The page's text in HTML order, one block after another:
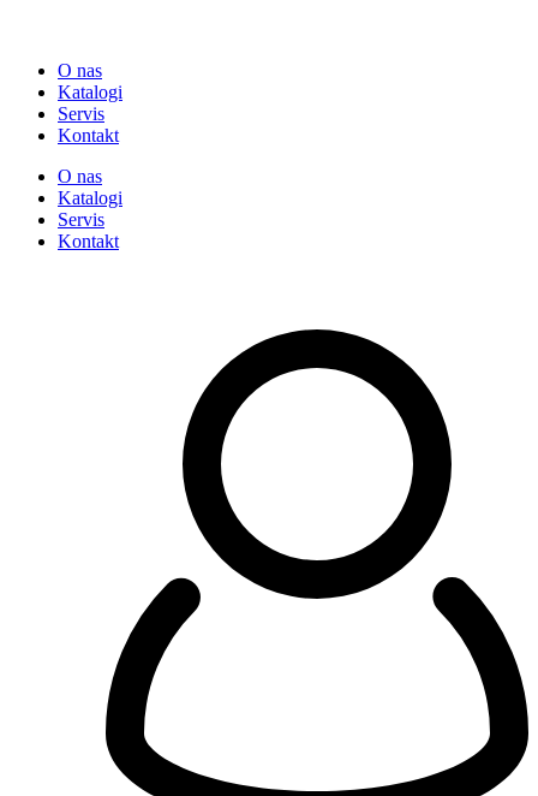
O nas
Katalogi
Servis
Kontakt
O nas
Katalogi
Servis
Kontakt